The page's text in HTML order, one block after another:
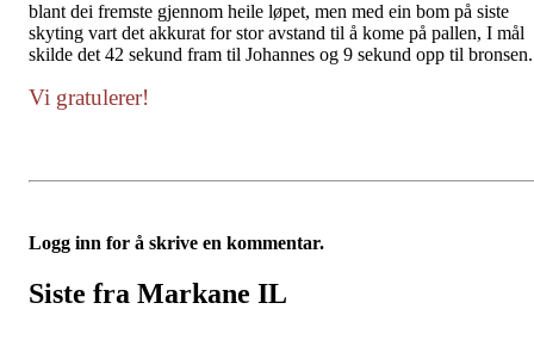
blant dei fremste gjennom heile løpet, men med ein bom på siste
skyting vart det akkurat for stor avstand til å kome på pallen, I mål
skilde det 42 sekund fram til Johannes og 9 sekund opp til bronsen.
Vi gratulerer!
Logg inn for å skrive en kommentar.
Siste fra Markane IL